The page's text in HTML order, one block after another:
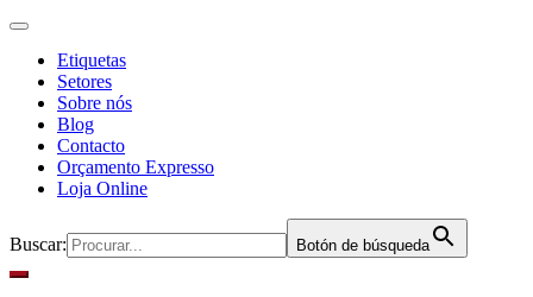
Etiquetas
Setores
Sobre nós
Blog
Contacto
Orçamento Expresso
Loja Online
Buscar: Botón de búsqueda